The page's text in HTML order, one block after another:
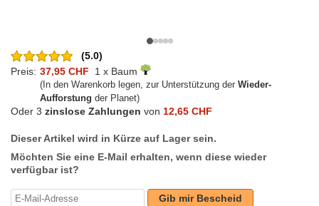
(5.0)
Preis: 37,95 CHF 1 x Baum
(In den Warenkorb legen, zur Unterstützung der Wieder-
Aufforstung der Planet)
Oder 3 zinslose Zahlungen von 12,65 CHF
Dieser Artikel wird in Kürze auf Lager sein.
Möchten Sie eine E-Mail erhalten, wenn diese wieder
verfügbar ist?
Gib mir Bescheid